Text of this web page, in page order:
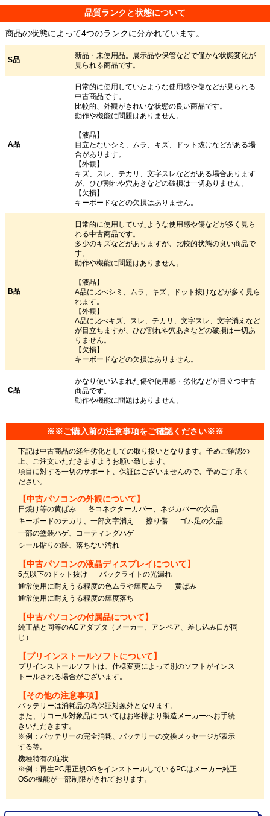
品質ランクと状態について
商品の状態によって4つのランクに分かれています。
S品
新品・未使用品。展示品や保管などで僅かな状態変化が
見られる商品です。
A品
日常的に使用していたような使用感や傷などが見られる
中古商品です。
比較的、外観がきれいな状態の良い商品です。
動作や機能に問題はありません。
【液晶】
目立たないシミ、ムラ、キズ、ドット抜けなどがある場
合があります。
【外観】
キズ、スレ、テカリ、文字スレなどがある場合あります
が、ひび割れや穴あきなどの破損は一切ありません。
【欠損】
キーボードなどの欠損はありません。
B品
日常的に使用していたような使用感や傷などが多く見ら
れる中古商品です。
多少のキズなどがありますが、比較的状態の良い商品で
す。
動作や機能に問題はありません。
【液晶】
A品に比べシミ、ムラ、キズ、ドット抜けなどが多く見ら
れます。
【外観】
A品に比べキズ、スレ、テカリ、文字スレ、文字消えなど
が目立ちますが、ひび割れや穴あきなどの破損は一切あ
りません。
【欠損】
キーボードなどの欠損はありません。
C品
かなり使い込まれた傷や使用感・劣化などが目立つ中古
商品です。
動作や機能に問題はありません。
※※ご購入前の注意事項をご確認ください※※
下記は中古商品の経年劣化としての取り扱いとなります。予めご確認の
上、ご注文いただきますようお願い致します。
項目に対する一切のサポート、保証はございませんので、予めご了承く
ださい。
【中古パソコンの外観について】
日焼け等の黄ばみ
各コネクターカバー、ネジカバーの欠品
キーボードのテカリ、一部文字消え
擦り傷
ゴム足の欠品
一部の塗装ハゲ、コーティングハゲ
シール貼りの跡、落ちない汚れ
【中古パソコンの液晶ディスプレイについて】
5点以下のドット抜け
バックライトの光漏れ
通常使用に耐えうる程度の色ムラや輝度ムラ
黄ばみ
通常使用に耐えうる程度の輝度落ち
【中古パソコンの付属品について】
純正品と同等のACアダプタ（メーカー、アンペア、差し込み口が同
じ）
【プリインストールソフトについて】
プリインストールソフトは、仕様変更によって別のソフトがインス
トールされる場合がございます。
【その他の注意事項】
バッテリーは消耗品の為保証対象外となります。
また、リコール対象品についてはお客様より製造メーカーへお手続
きいただきます。
※例：バッテリーの完全消耗、バッテリーの交換メッセージが表示
する等。
機種特有の症状
※例：再生PC用正規OSをインストールしているPCはメーカー純正
OSの機能が一部制限がされております。